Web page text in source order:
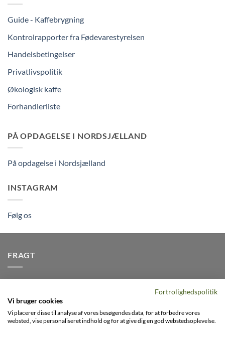
Guide - Kaffebrygning
Kontrolrapporter fra Fødevarestyrelsen
Handelsbetingelser
Privatlivspolitik
Økologisk kaffe
Forhandlerliste
PÅ OPDAGELSE I NORDSJÆLLAND
På opdagelse i Nordsjælland
INSTAGRAM
Følg os
FRAGT
på alle pakker - Husk der er fri
levering på alle ordre over DKK395
Fortrolighedspolitik
Vi bruger cookies
Vi placerer disse til analyse af vores besøgendes data, for at forbedre vores
websted, vise personaliseret indhold og for at give dig en god webstedsoplevelse.